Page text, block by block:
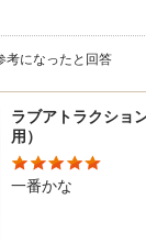
考になったと回答
ラブアトラクショ
用）
一番かな